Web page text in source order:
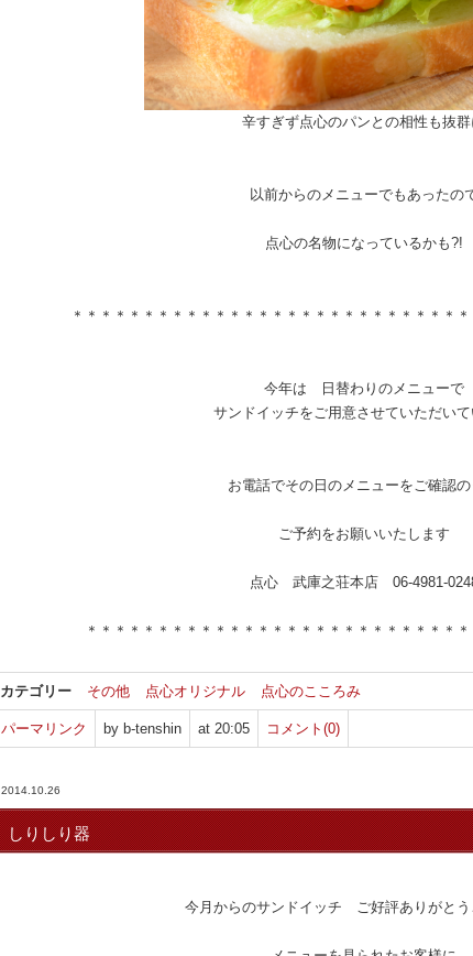
辛すぎず点心のパンとの相性も抜群
以前からのメニューでもあったの
点心の名物になっているかも?!
＊＊＊＊＊＊＊＊＊＊＊＊＊＊＊＊＊＊＊＊＊＊＊＊＊＊＊
今年は 日替わりのメニューで
サンドイッチをご用意させていただい
お電話でその日のメニューをご確認の
ご予約をお願いいたします
点心 武庫之荘本店 06-4981-
＊＊＊＊＊＊＊＊＊＊＊＊＊＊＊＊＊＊＊＊＊＊＊＊＊＊
カテゴリー その他 点心オリジナル 点心のこころみ
パーマリンク by b-tenshin at 20:05 コメント(0)
2014.10.26
しりしり器
今月からのサンドイッチ ご好評ありがとう